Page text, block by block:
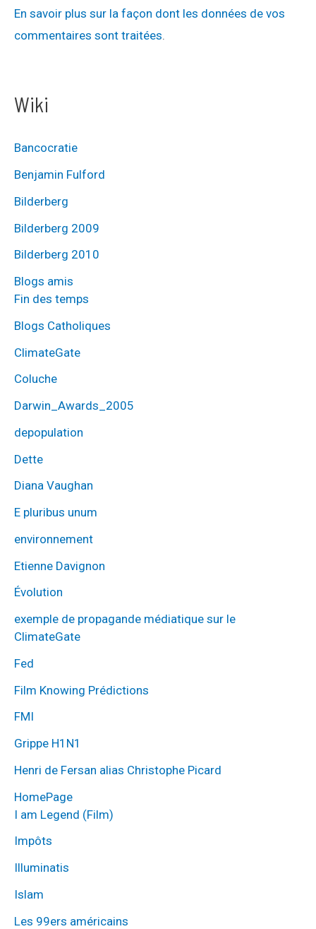
Wiki
Bancocratie
Benjamin Fulford
Bilderberg
Bilderberg 2009
Bilderberg 2010
Blogs amis
Fin des temps
Blogs Catholiques
ClimateGate
Coluche
Darwin_Awards_2005
depopulation
Dette
Diana Vaughan
E pluribus unum
environnement
Etienne Davignon
Évolution
exemple de propagande médiatique sur le
ClimateGate
Fed
Film Knowing Prédictions
FMI
Grippe H1N1
Henri de Fersan alias Christophe Picard
HomePage
I am Legend (Film)
Impôts
Illuminatis
Islam
Les 99ers américains
En savoir plus sur la façon dont les données de vos
commentaires sont traitées.